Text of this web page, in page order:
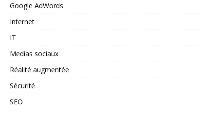
Google AdWords
Internet
IT
Medias sociaux
Réalité augmentée
Sécurité
SEO